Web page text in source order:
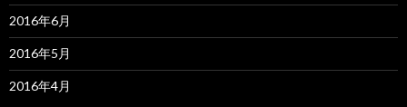
2016年6月
2016年5月
2016年4月